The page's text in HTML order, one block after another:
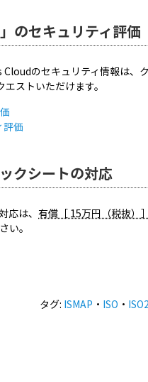
のセキュリティ評価
のセキュリティ情報は、
ストいただけます。
評価
クシートの対応
応は、有償［ 15万円（税抜）］
い。
タグ: ISMAP ・ ISO ・